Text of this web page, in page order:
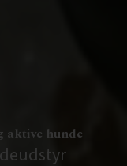
hunde